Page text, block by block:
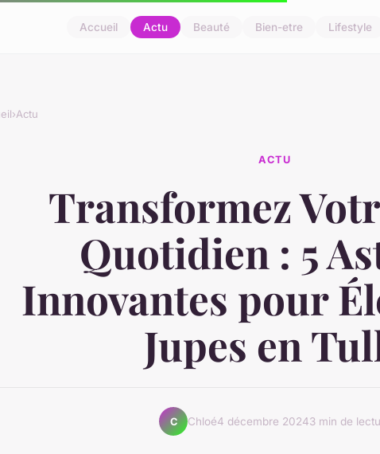
Accueil Actu Beauté Bien-etre Lifestyle
›Actu
ACTU
Transformez
Quotidien : 5
Innovantes pour
Jupes en
C Chloé4 décembre 20243 min de